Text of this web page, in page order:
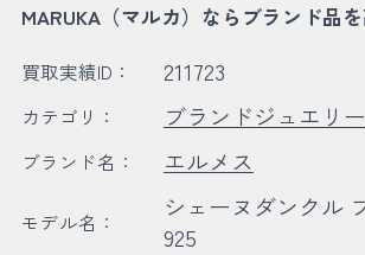
MARUKA（マルカ）ならブランド品
買取実績ID： 211723
カテゴリ： ブランドジュエリー
ブランド名： エルメス
モデル名：
シェーヌダンクル
925